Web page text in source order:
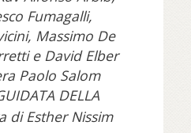
Fumagalli,
Massimo De
e David Elber
Paolo Salom
DELLA
di Esther Nissim